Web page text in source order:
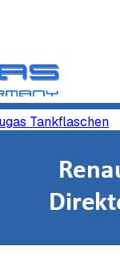
Tankflaschen